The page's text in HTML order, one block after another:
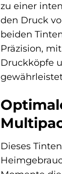
zu einer
den Druck
beiden
Präzision,
Druckköpfe
Dieses